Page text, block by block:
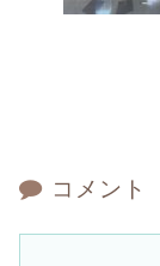
コメント